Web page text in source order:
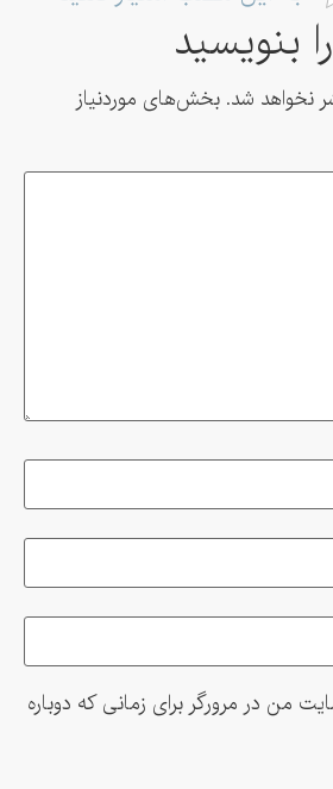
بنویسید
نخواهد شد. بخش‌های موردنیاز
من در مرورگر برای زمانی که دوباره